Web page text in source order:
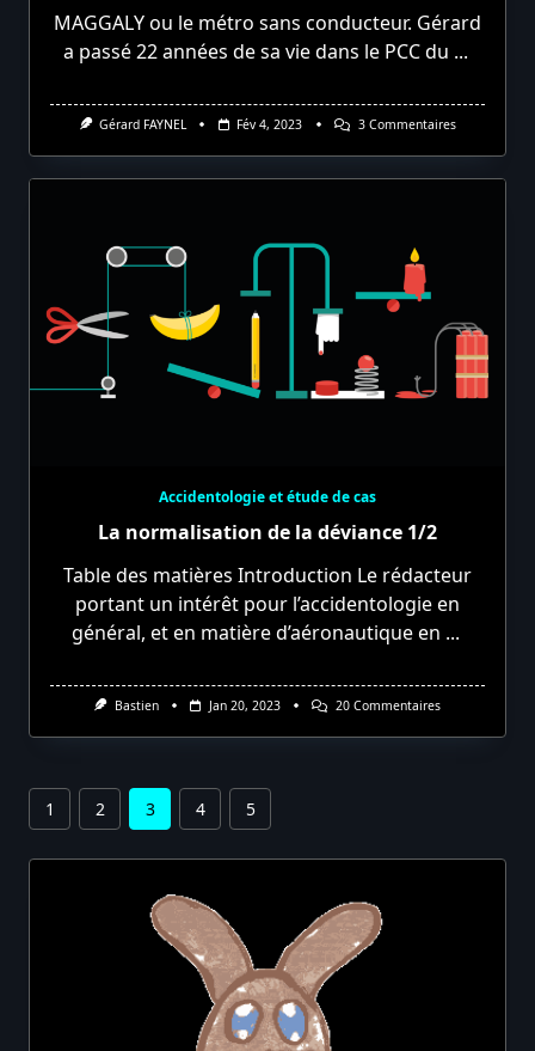
MAGGALY ou le métro sans conducteur. Gérard
a passé 22 années de sa vie dans le PCC du ...
Gérard FAYNEL Fév 4, 2023 3 CommentairesSur
Accidentologie et étude de cas
La normalisation de la déviance 1/2
Table des matières Introduction Le rédacteur
portant un intérêt pour l’accidentologie en
général, et en matière d’aéronautique en ...
Bastien Jan 20, 2023 20 CommentairesSur
Normalisation
1 2 3 4 5